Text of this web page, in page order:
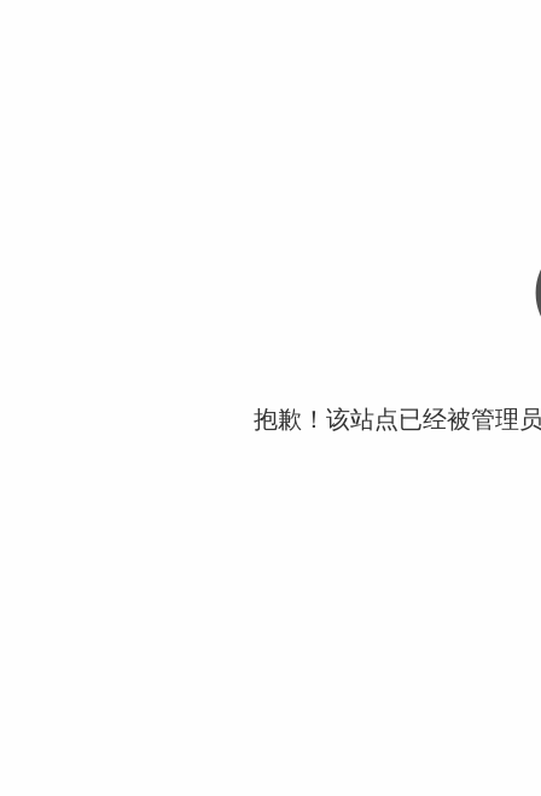
抱歉！该站点已经被管理